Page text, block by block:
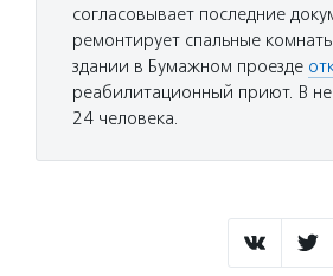
согласовывает последние
ремонтирует спальные
здании в Бумажном проезде
реабилитационный приют. В
24 человека.